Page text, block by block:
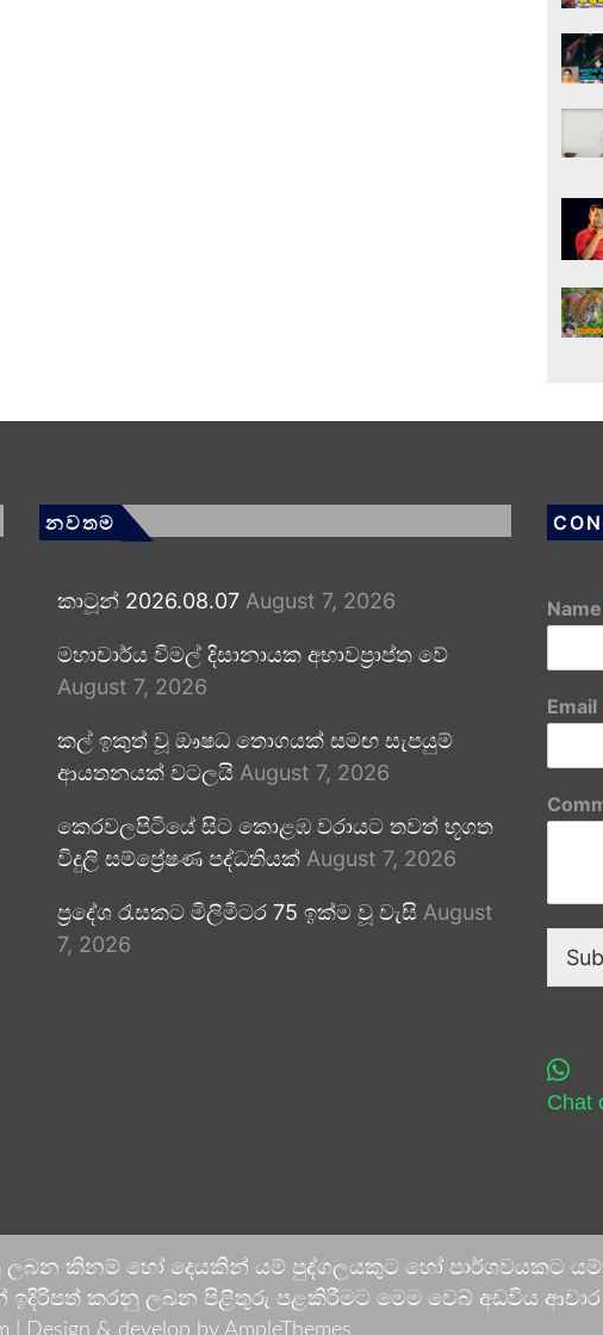
නවතම
කාටූන් 2026.08.07 August 7, 2026
මහාචාර්ය විමල් දිසානායක අභාවප්‍රාප්ත වේ
August 7, 2026
කල් ඉකුත් වූ ඖෂධ තොගයක් සමඟ සැපයුම්
ආයතනයක් වටලයි August 7, 2026
කෙරවලපිටියේ සිට කොළඹ වරායට තවත් භූගත
විදුලි සම්ප්‍රේෂණ පද්ධතියක් August 7, 2026
ප්‍රදේශ රැසකට මිලිමීටර 75 ඉක්ම වූ වැසි August
7, 2026
Name
Email
Chat
ලබන කිනම් හෝ දෙයකින් යම් පුද්ගලයකුට හෝ පාර්ශවයකට
කරනු ලබන පිළිතුරු පළකිරීමට මෙම වෙබ් අඩවිය ආචාර
|
Design & develop by AmpleThemes